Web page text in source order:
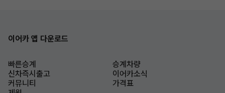
이어카 앱 다운로드
빠른승계
승계차량
신차즉시출고
이어카소식
커뮤니티
가격표